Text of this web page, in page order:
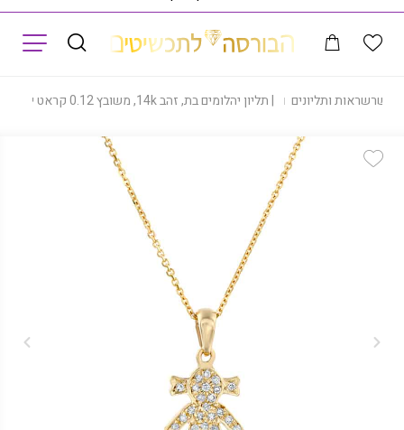
שרשראות ותליונים |תליון יהלומים בת, זהב 14k, משובץ 0.12 קראט יהלומים, דגם PD2172G